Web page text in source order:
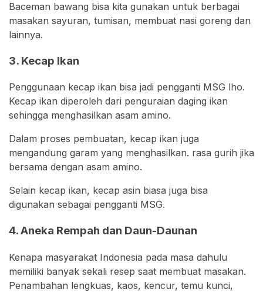
Baceman bawang bisa kita gunakan untuk berbagai
masakan sayuran, tumisan, membuat nasi goreng dan
lainnya.
3. Kecap Ikan
Penggunaan kecap ikan bisa jadi pengganti MSG lho.
Kecap ikan diperoleh dari penguraian daging ikan
sehingga menghasilkan asam amino.
Dalam proses pembuatan, kecap ikan juga
mengandung garam yang menghasilkan. rasa gurih jika
bersama dengan asam amino.
Selain kecap ikan, kecap asin biasa juga bisa
digunakan sebagai pengganti MSG.
4. Aneka Rempah dan Daun-Daunan
Kenapa masyarakat Indonesia pada masa dahulu
memiliki banyak sekali resep saat membuat masakan.
Penambahan lengkuas, kaos, kencur, temu kunci,